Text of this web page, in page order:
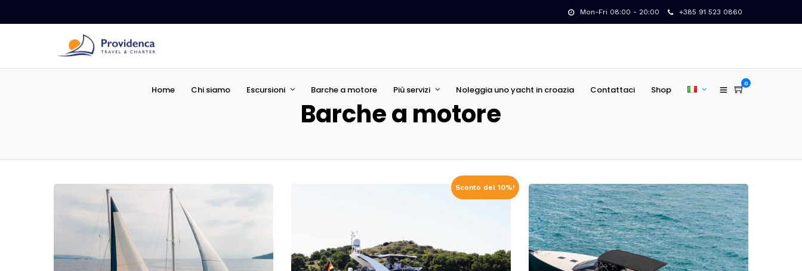
Mon-Fri 08:00 - 20:00 +385 91 523 0860
Home Chi siamo Escursioni Barche a motore Più servizi Noleggia uno yacht in croazia Contattaci Shop
0
Barche a motore
Sconto del 10%!